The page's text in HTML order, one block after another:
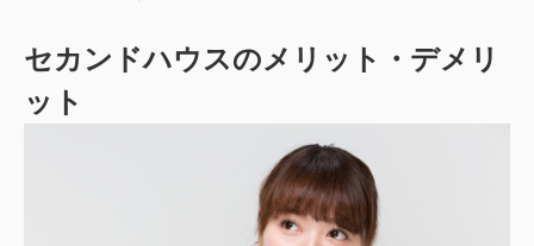
セカンドハウスのメリット・デメリ
ット